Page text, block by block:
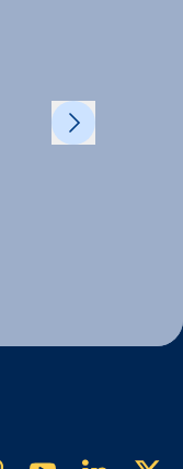
soovi korral. "
Kadi, 11.06.26